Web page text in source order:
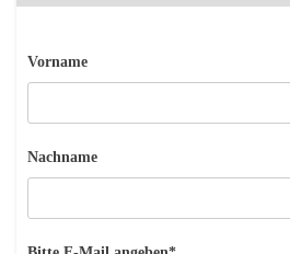
Vorname
Nachname